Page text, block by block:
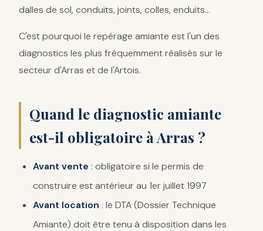
dalles de sol, conduits, joints, colles, enduits...
C'est pourquoi le repérage amiante est l'un des
diagnostics les plus fréquemment réalisés sur le
secteur d'Arras et de l'Artois.
Quand le diagnostic amiante
est-il obligatoire à Arras ?
Avant vente : obligatoire si le permis de
construire est antérieur au 1er juillet 1997
Avant location : le DTA (Dossier Technique
Amiante) doit être tenu à disposition dans les